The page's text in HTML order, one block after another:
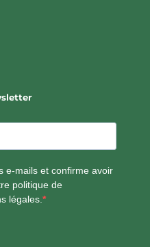
e-mails et confirme avoir
politique de
légales.